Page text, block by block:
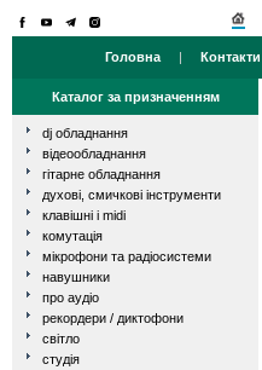
Головна | Контакти
Каталог за призначенням
dj обладнання
відеообладнання
гітарне обладнання
духові, смичкові інструменти
клавішні і midi
комутація
мікрофони та радіосистеми
навушники
про аудіо
рекордери / диктофони
світло
студія